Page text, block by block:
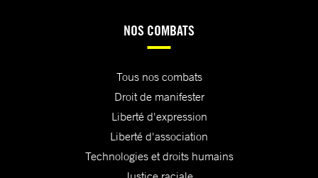
NOS COMBATS
Tous nos combats
Droit de manifester
Liberté d'expression
Liberté d'association
Technologies et droits humains